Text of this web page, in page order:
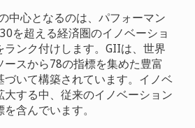
中心となるのは、パフォーマン
を超える経済圏のイノベーショ
ランク付けします。GIIは、世界
スから78の指標を集めた豊富
づいて構築されています。イノベ
大する中、従来のイノベーション
含んでいます。